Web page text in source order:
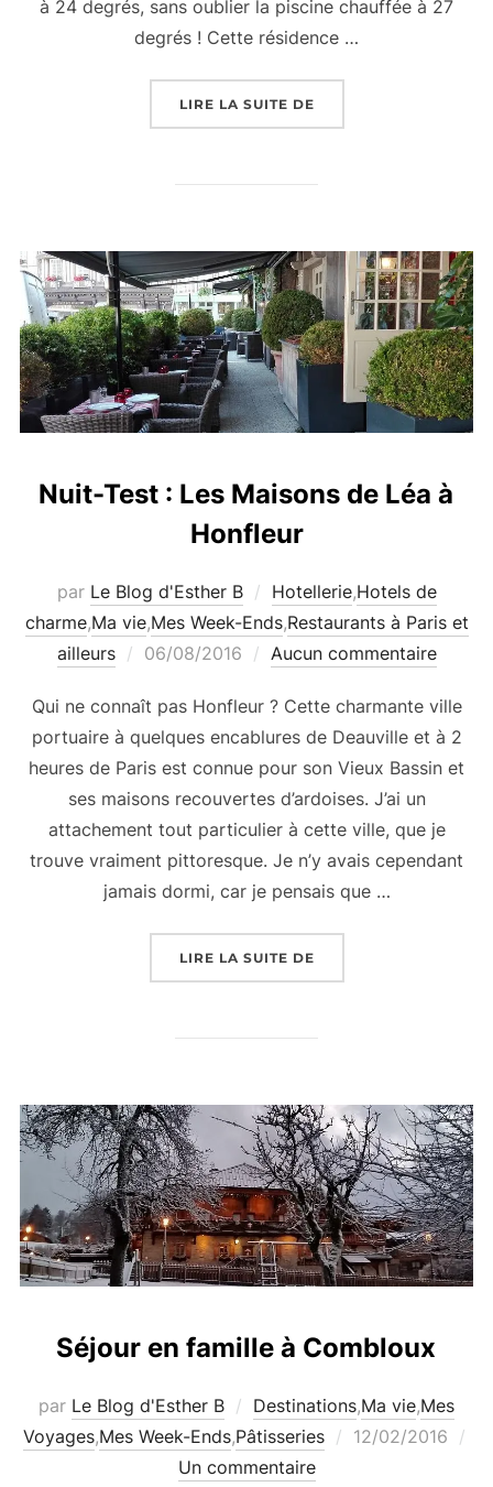
à 24 degrés, sans oublier la piscine chauffée à 27
degrés ! Cette résidence …
LIRE LA SUITE DE« RÉSIDENCE SUITE
Nuit-Test : Les Maisons de Léa à
Honfleur
par Le Blog d'Esther B Hotellerie,Hotels de
charme,Ma vie,Mes Week-Ends,Restaurants à Paris et
ailleurs
Publié
06/08/2016 Aucun commentaire
Qui ne connaît pas Honfleur ? Cette charmante ville
portuaire à quelques encablures de Deauville et à 2
heures de Paris est connue pour son Vieux Bassin et
ses maisons recouvertes d’ardoises. J’ai un
attachement tout particulier à cette ville, que je
trouve vraiment pittoresque. Je n’y avais cependant
jamais dormi, car je pensais que …
LIRE LA SUITE DE« NUIT-TEST : LES
Séjour en famille à Combloux
par Le Blog d'Esther B Destinations,Ma vie,Mes
Voyages,Mes Week-Ends,Pâtisseries
Publié
12/02/2016
Un commentaire